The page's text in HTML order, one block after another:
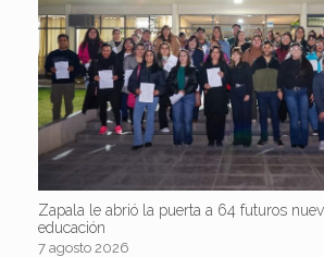
Zapala le abrió la puerta a 64 futuros
educación
7 agosto 2026